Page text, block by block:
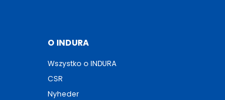
O INDURA
Wszystko o INDURA
CSR
Nyheder